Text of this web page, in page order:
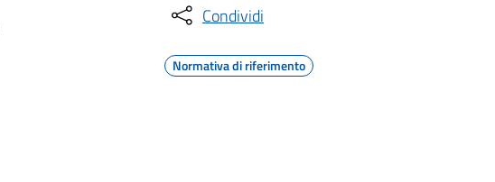
Condividi
Normativa di riferimento